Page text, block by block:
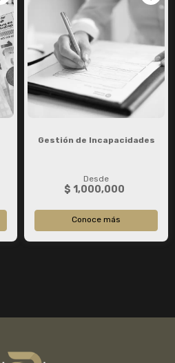
Gestión de Incapacidades
Desde
$ 1,000,000
Conoce más